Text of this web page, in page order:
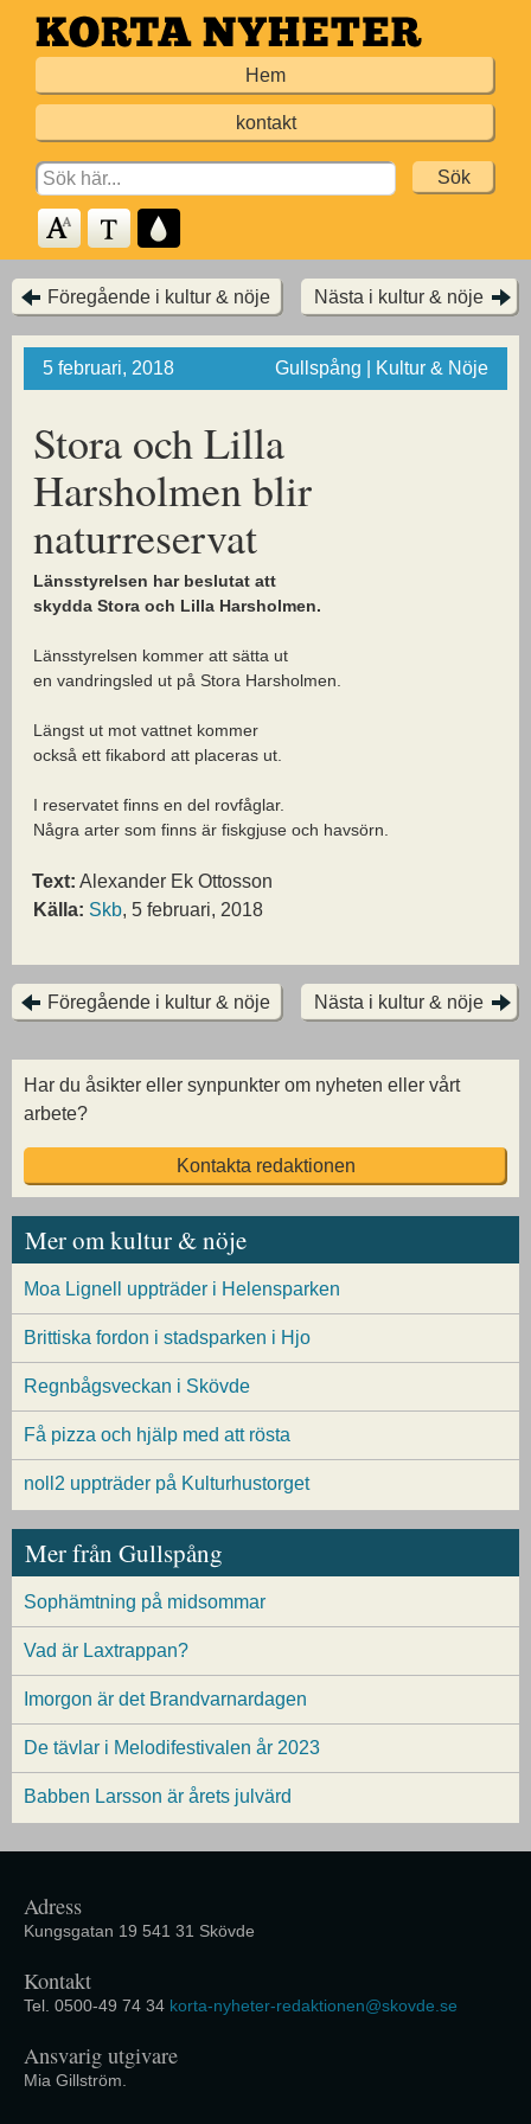
Hoppa
till
Hem
kontakt
Search
for:
Föregående i kultur & nöje Nästa i kultur & nöje
5 februari, 2018 Gullspång | Kultur & Nöje
Stora och Lilla
Harsholmen blir
naturreservat
Länsstyrelsen har beslutat att
skydda Stora och Lilla Harsholmen.
Länsstyrelsen kommer att sätta ut
en vandringsled ut på Stora Harsholmen.
Längst ut mot vattnet kommer
också ett fikabord att placeras ut.
I reservatet finns en del rovfåglar.
Några arter som finns är fiskgjuse och havsörn.
Text: Alexander Ek Ottosson
Källa: Skb, 5 februari, 2018
Föregående i kultur & nöje Nästa i kultur & nöje
Har du åsikter eller synpunkter om nyheten eller vårt
arbete?
Kontakta redaktionen
Mer om kultur & nöje
Moa Lignell uppträder i Helensparken
Brittiska fordon i stadsparken i Hjo
Regnbågsveckan i Skövde
Få pizza och hjälp med att rösta
noll2 uppträder på Kulturhustorget
Mer från Gullspång
Sophämtning på midsommar
Vad är Laxtrappan?
Imorgon är det Brandvarnardagen
De tävlar i Melodifestivalen år 2023
Babben Larsson är årets julvärd
Adress
Kungsgatan 19 541 31 Skövde
Kontakt
Tel. 0500-49 74 34 korta-nyheter-redaktionen@skovde.se
Ansvarig utgivare
Mia Gillström.